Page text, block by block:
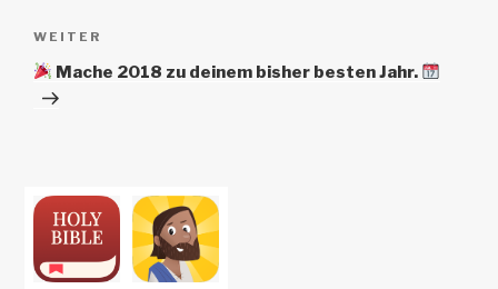
Nächster
Beitrag
WEITER
Mache 2018 zu deinem bisher besten Jahr.